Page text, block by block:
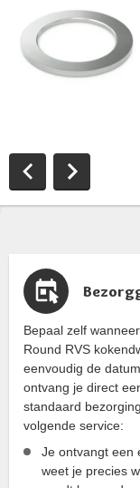
Bepaal zelf
Round RVS
eenvoudig de
ontvang je direct
standaard
volgende service:
Je ontvangt een
weet je precies